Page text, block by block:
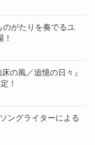
のがたりを奏でるユ
の風／追憶の日々』
！
ングライターによる